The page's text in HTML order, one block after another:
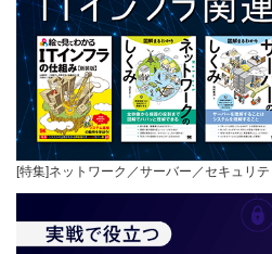
[特集]ネットワーク／サーバー／セキュリ